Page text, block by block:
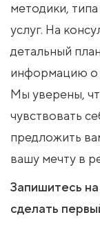
методики,
услуг. На
детальный
информацию о
Мы уверены,
чувствовать
предложить
вашу мечту в
Запишитесь
сделать